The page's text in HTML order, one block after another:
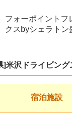
フォーポイントフ
クスbyシェラトン
]米沢ドライビング
宿泊施設